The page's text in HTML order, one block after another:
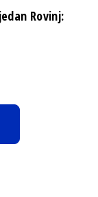
Rovinj: